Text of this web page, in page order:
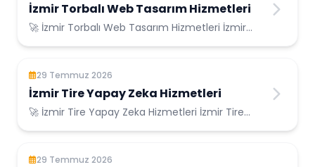
İzmir Torbalı Web Tasarım Hizmetleri
🚀 İzmir Torbalı Web Tasarım Hizmetleri İzmir
29 Temmuz 2026
İzmir Tire Yapay Zeka Hizmetleri
🚀 İzmir Tire Yapay Zeka Hizmetleri İzmir Tire
29 Temmuz 2026